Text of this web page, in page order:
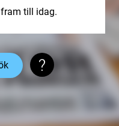
till idag.
Söktips